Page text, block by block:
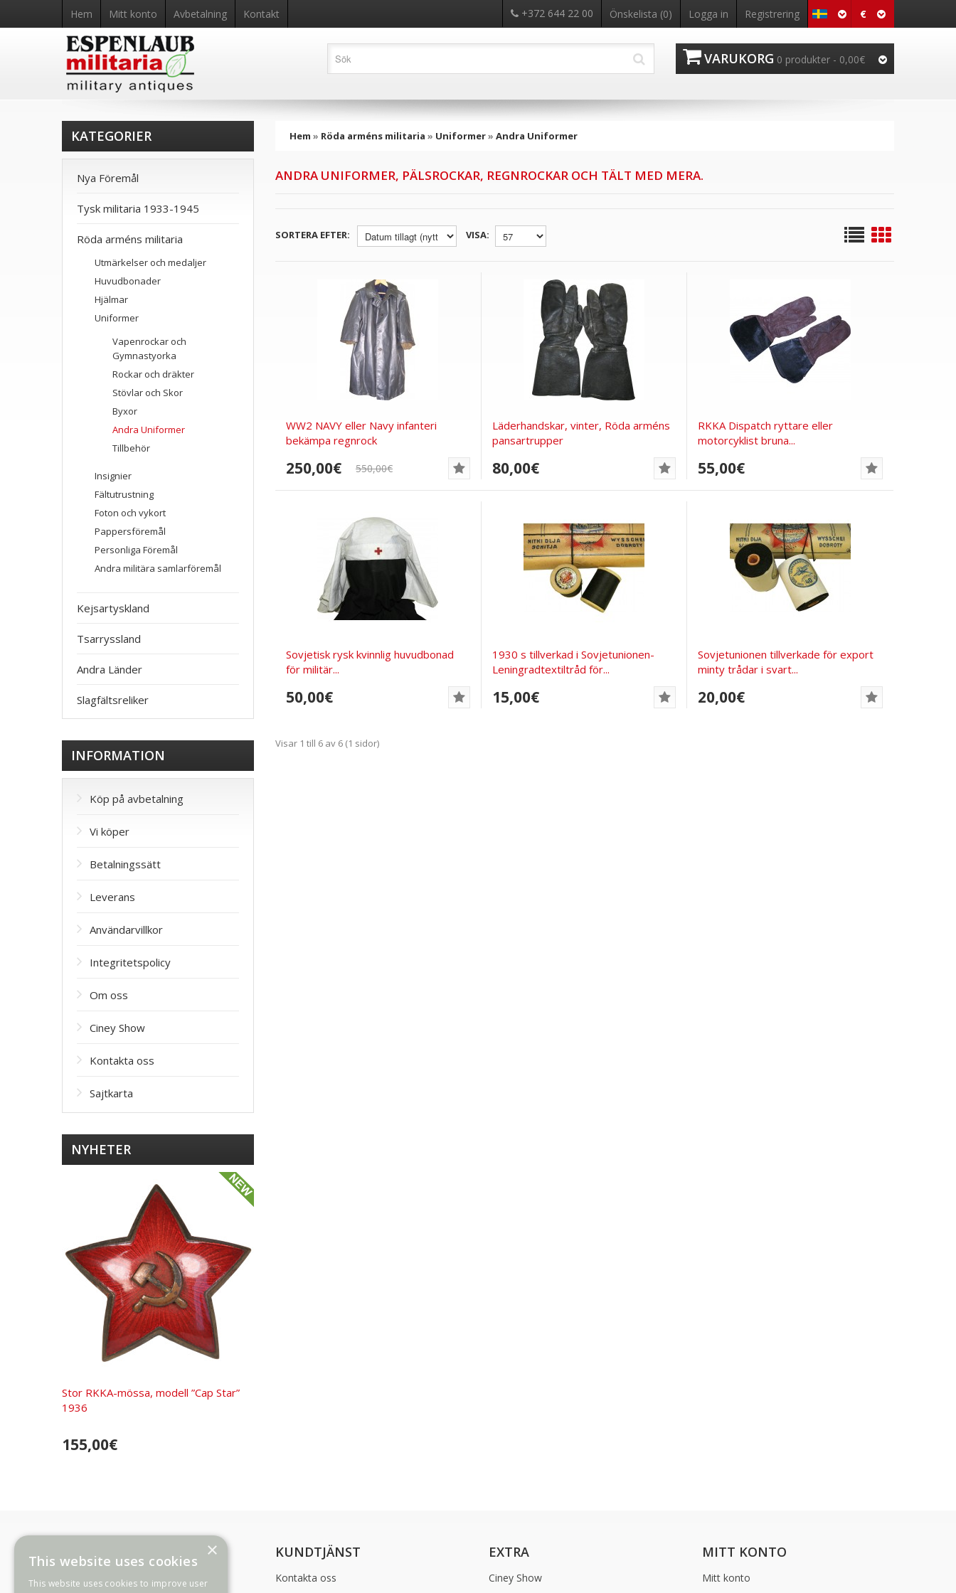
€
Hem Mitt konto Avbetalning Kontakt +372 644 22 00 Önskelista (0) Logga in Registrering
VARUKORG 0 produkter - 0,00€
Hem » Röda arméns militaria » Uniformer» Andra Uniformer
ANDRA UNIFORMER, PÄLSROCKAR, REGNROCKAR OCH TÄLT MED MERA.
SORTERA EFTER: VISA:
WW2 NAVY eller Navy infanteri
bekämpa regnrock
250,00€ 550,00€
Läderhandskar, vinter, Röda arméns
pansartrupper
80,00€
RKKA Dispatch ryttare eller
motorcyklist bruna...
55,00€
Sovjetisk rysk kvinnlig huvudbonad
för militär...
50,00€
1930 s tillverkad i Sovjetunionen-
Leningradtextiltråd för...
15,00€
Sovjetunionen tillverkade för export
minty trådar i svart...
20,00€
Visar 1 till 6 av 6 (1 sidor)
KATEGORIER
Nya Föremål
Tysk militaria 1933-1945
Röda arméns militaria
Utmärkelser och medaljer
Huvudbonader
Hjälmar
Uniformer
Vapenrockar och
Gymnastyorka
Rockar och dräkter
Stövlar och Skor
Byxor
Andra Uniformer
Tillbehör
Insignier
Fältutrustning
Foton och vykort
Pappersföremål
Personliga Föremål
Andra militära samlarföremål
Kejsartyskland
Tsarryssland
Andra Länder
Slagfältsreliker
INFORMATION
Köp på avbetalning
Vi köper
Betalningssätt
Leverans
Användarvillkor
Integritetspolicy
Om oss
Ciney Show
Kontakta oss
Sajtkarta
NYHETER
Stor RKKA-mössa, modell ”Cap Star”
1936
155,00€
INFORMATION
Betalningssätt
KUNDTJÄNST
Kontakta oss
EXTRA
Ciney Show
MITT KONTO
Mitt konto
×
This website uses cookies
This website uses cookies to improve user